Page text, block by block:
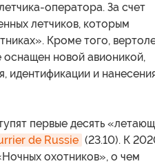
оператора. За счет
летчиков, которым
Кроме того,
новой авионикой,
идентификации и
первые десять
de Russie (23.10). К
охотников», о чем